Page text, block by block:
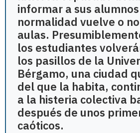
informar a sus
normalidad vuelve o
aulas.
los estudiantes
los pasillos de la
Bérgamo, una ciudad
del que la habita,
a la histeria colectiva
después de unos
caóticos.